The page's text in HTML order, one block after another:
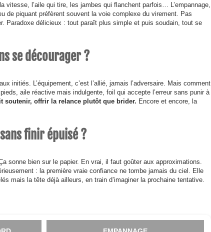
l’aile qui tire, les jambes qui flanchent parfois… L’empannage,
de piquant préfèrent souvent la voie complexe du virement. Pas
Paradoxe délicieux : tout paraît plus simple et puis soudain, tout se
se décourager ?
initiés. L’équipement, c’est l’allié, jamais l’adversaire. Mais comment
aile réactive mais indulgente, foil qui accepte l’erreur sans punir à
soutenir, offrir la relance plutôt que brider. Encore et encore, la
finir épuisé ?
sonne bien sur le papier. En vrai, il faut goûter aux approximations.
: la première vraie confiance ne tombe jamais du ciel. Elle
mais la tête déjà ailleurs, en train d’imaginer la prochaine tentative.